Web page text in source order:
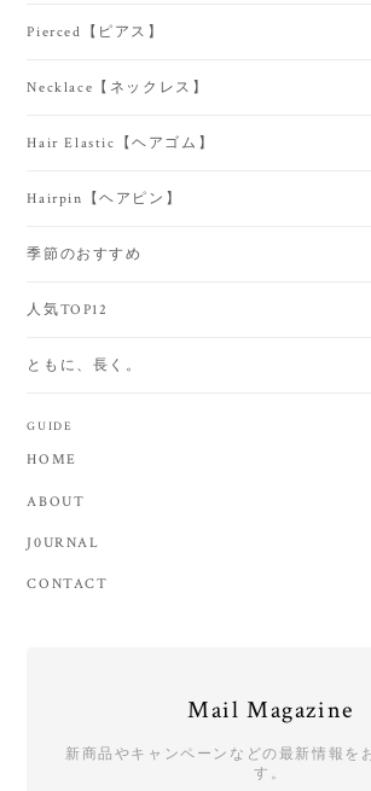
Pierced【ピアス】
Necklace【ネックレス】
Hair Elastic【ヘアゴム】
Hairpin【ヘアピン】
季節のおすすめ
人気TOP12
ともに、長く。
GUIDE
HOME
ABOUT
J0URNAL
CONTACT
Mail Magazine
新商品やキャンペーンなどの最新情報を
す。